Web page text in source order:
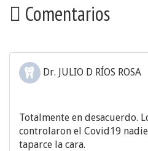
Comentarios
Dr. JULIO D RÍOS ROSA
Totalmente en desacuerdo.
controlaron el Covid19
taparce la cara.